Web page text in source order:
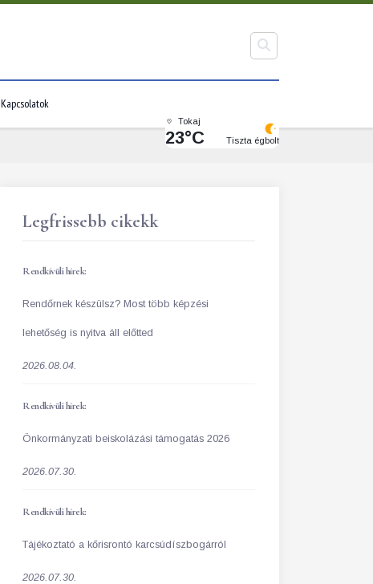
Kapcsolatok
Tokaj
23°C Tiszta égbolt
Legfrissebb cikekk
Rendkívüli hírek:
Rendőrnek készülsz? Most több képzési
lehetőség is nyitva áll előtted
2026.08.04.
Rendkívüli hírek:
Önkormányzati beiskolázási támogatás 2026
2026.07.30.
Rendkívüli hírek:
Tájékoztató a kőrisrontó karcsúdíszbogárról
2026.07.30.